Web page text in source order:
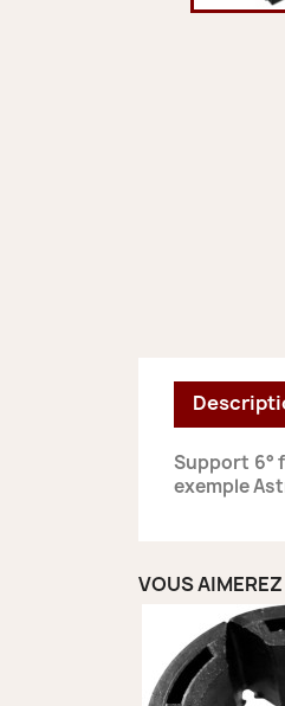
Support 6°
exemple
VOUS